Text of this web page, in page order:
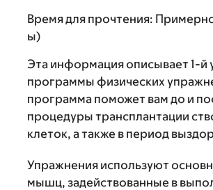
Время для прочтения:
ы)
Эта информация описывает 1-й
программы физических
программа поможет вам до и
процедуры трансплантации
клеток, а также в период
Упражнения используют
мышц, задействованные в